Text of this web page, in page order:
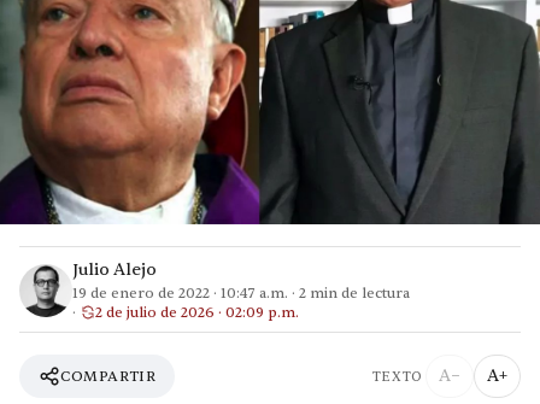
Julio Alejo
19 de enero de 2022 · 10:47 a.m. · 2 min de lectura
2 de julio de 2026 · 02:09 p.m.
COMPARTIR TEXTO A− A+